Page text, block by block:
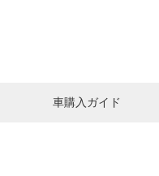
車購入ガイド